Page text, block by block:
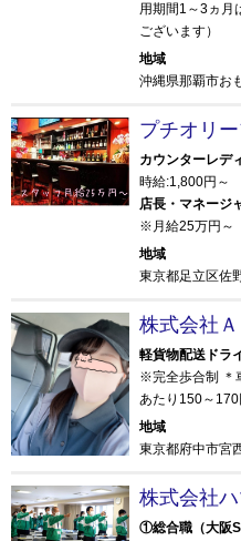
用期間1～3ヵ月
ございます）
地域
沖縄県那覇市お
プチオリ
カウンターレデ
時給:1,800円～
店長・マネージ
※月給25万円～
地域
東京都足立区佐
株式会社Ａ
軽貨物配送ドラ
※完全歩合制 ＊
あたり150～170
地域
東京都府中市宮
株式会社
①総合職（大阪